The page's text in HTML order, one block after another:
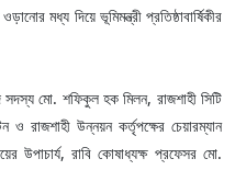
মধ্য দিয়ে ভূমিমন্ত্রী প্রতিষ্ঠাবার্ষিকীর
মো. শফিকুল হক মিলন, রাজশাহী সিটি
রাজশাহী উন্নয়ন কর্তৃপক্ষের চেয়ারম্যান
উপাচার্য, রাবি কোষাধ্যক্ষ প্রফেসর মো.